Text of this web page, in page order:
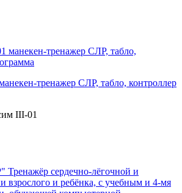
тренажер СЛР, табло, контроллер
III-01